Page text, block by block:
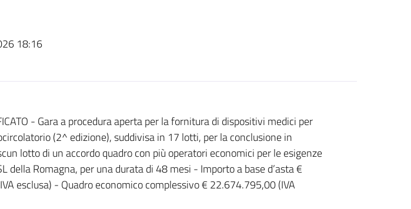
18:16
- Gara a procedura aperta per la fornitura di dispositivi medici per
(2^ edizione), suddivisa in 17 lotti, per la conclusione in
lotto di un accordo quadro con più operatori economici per le esigenze
della Romagna, per una durata di 48 mesi - Importo a base d’asta €
esclusa) - Quadro economico complessivo € 22.674.795,00 (IVA